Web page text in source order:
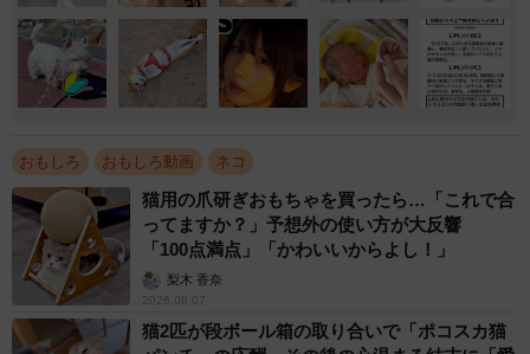
おもしろ おもしろ動画 ネコ
猫用の爪研ぎおもちゃを買ったら…「これで合
ってますか？」予想外の使い方が大反響
「100点満点」「かわいいからよし！」
梨木 香奈
2026.08.07
猫2匹が段ボール箱の取り合いで「ポコスカ猫